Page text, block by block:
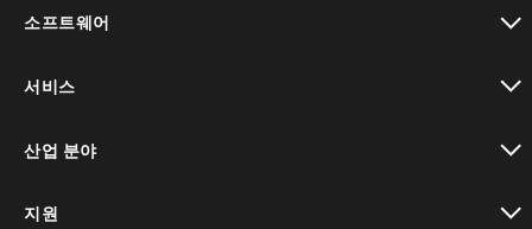
소프트웨어
서비스
산업 분야
지원